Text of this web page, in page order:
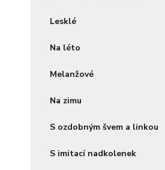
Lesklé
Na léto
Melanžové
Na zimu
S ozdobným švem a linkou
S imitací nadkolenek